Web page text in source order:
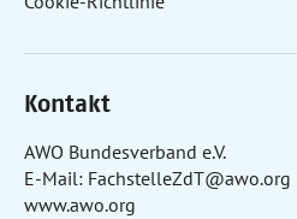
Kontakt
AWO Bundesverband e.V.
E-Mail: FachstelleZdT@awo.org
www.awo.org